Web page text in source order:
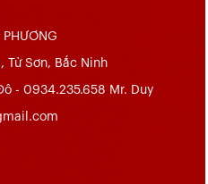
PHƯƠNG
Từ Sơn, Bắc Ninh
- 0934.235.658 Mr. Duy